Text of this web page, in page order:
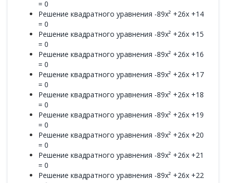
= 0
Решение квадратного уравнения -89x² +26x +14
= 0
Решение квадратного уравнения -89x² +26x +15
= 0
Решение квадратного уравнения -89x² +26x +16
= 0
Решение квадратного уравнения -89x² +26x +17
= 0
Решение квадратного уравнения -89x² +26x +18
= 0
Решение квадратного уравнения -89x² +26x +19
= 0
Решение квадратного уравнения -89x² +26x +20
= 0
Решение квадратного уравнения -89x² +26x +21
= 0
Решение квадратного уравнения -89x² +26x +22